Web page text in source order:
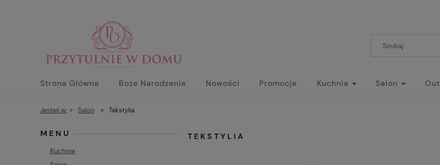
Strona Główna Boże Narodzenie Nowości Promocje Kuchnia Salon
Jesteś w: » Salon » Tekstylia
MENU
Kuchnia
TEKSTYLIA